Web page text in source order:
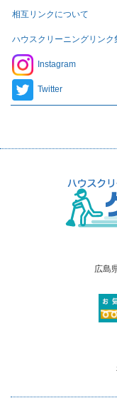
相互リンクについて
ハウスクリーニングリンク
Instagram
Twitter
広島